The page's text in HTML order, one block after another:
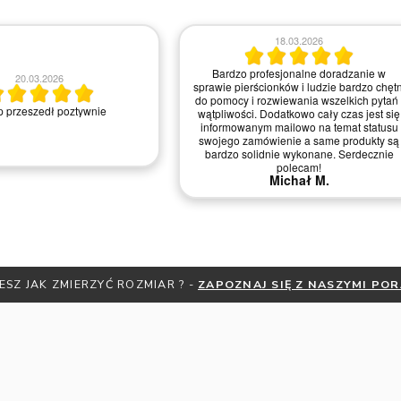
bardzo pomocna obsługa w
telefonicznym.
06.05.2026
Dzień dobry Chciałabym Państwu a w
szczególności Pani *** z salonu z Krakowa
podziękować za świetną komunikację,
indywidualne podejście oraz życzliwość
jaką Pani *** cechowała się przez cały
proces produkcji naszych obrączek.
Dziękujemy za doradztwo! Wyszły piękne,
zarówno grawer. Jesteśmy ogromnie
zadowoleni. Dziękujemy i pozdrawiamy
serdecznie Malwina Wiśniewska Łukasz
Deluga
JAK ZMIERZYĆ ROZMIAR ? - ZAPOZNAJ SIĘ Z NASZYMI